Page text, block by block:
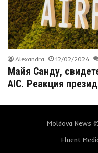
Alexandra 12/02/2024
Майя Санду,
AIC. Реакция
Moldova News
Fluent